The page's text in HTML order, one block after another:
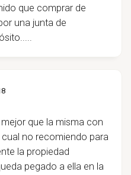
que comprar de
una junta de
que la misma con
no recomiendo para
la propiedad
pegado a ella en la